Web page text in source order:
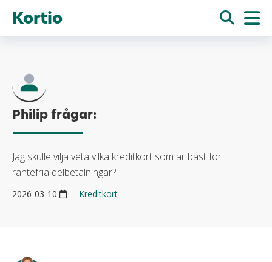
Kortio
Philip frågar:
Jag skulle vilja veta vilka kreditkort som är bäst för
räntefria delbetalningar?
2026-03-10 Kreditkort